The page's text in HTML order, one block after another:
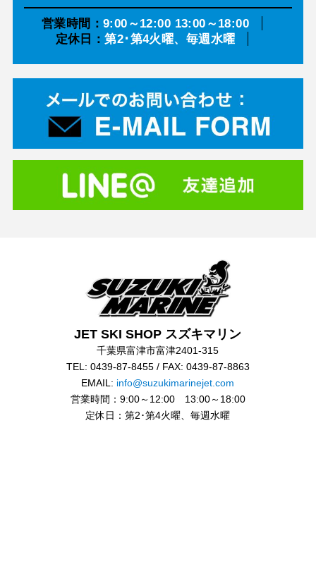
営業時間： 9:00～12:00 13:00～18:00
定休日：第2･第4火曜、毎週水曜
JET SKI SHOP スズキマリン
千葉県富津市富津2401-315
TEL: 0439-87-8455 / FAX: 0439-87-8863
EMAIL: info@suzukimarinejet.com
営業時間：9:00～12:00 13:00～18:00
定休日：第2･第4火曜、毎週水曜